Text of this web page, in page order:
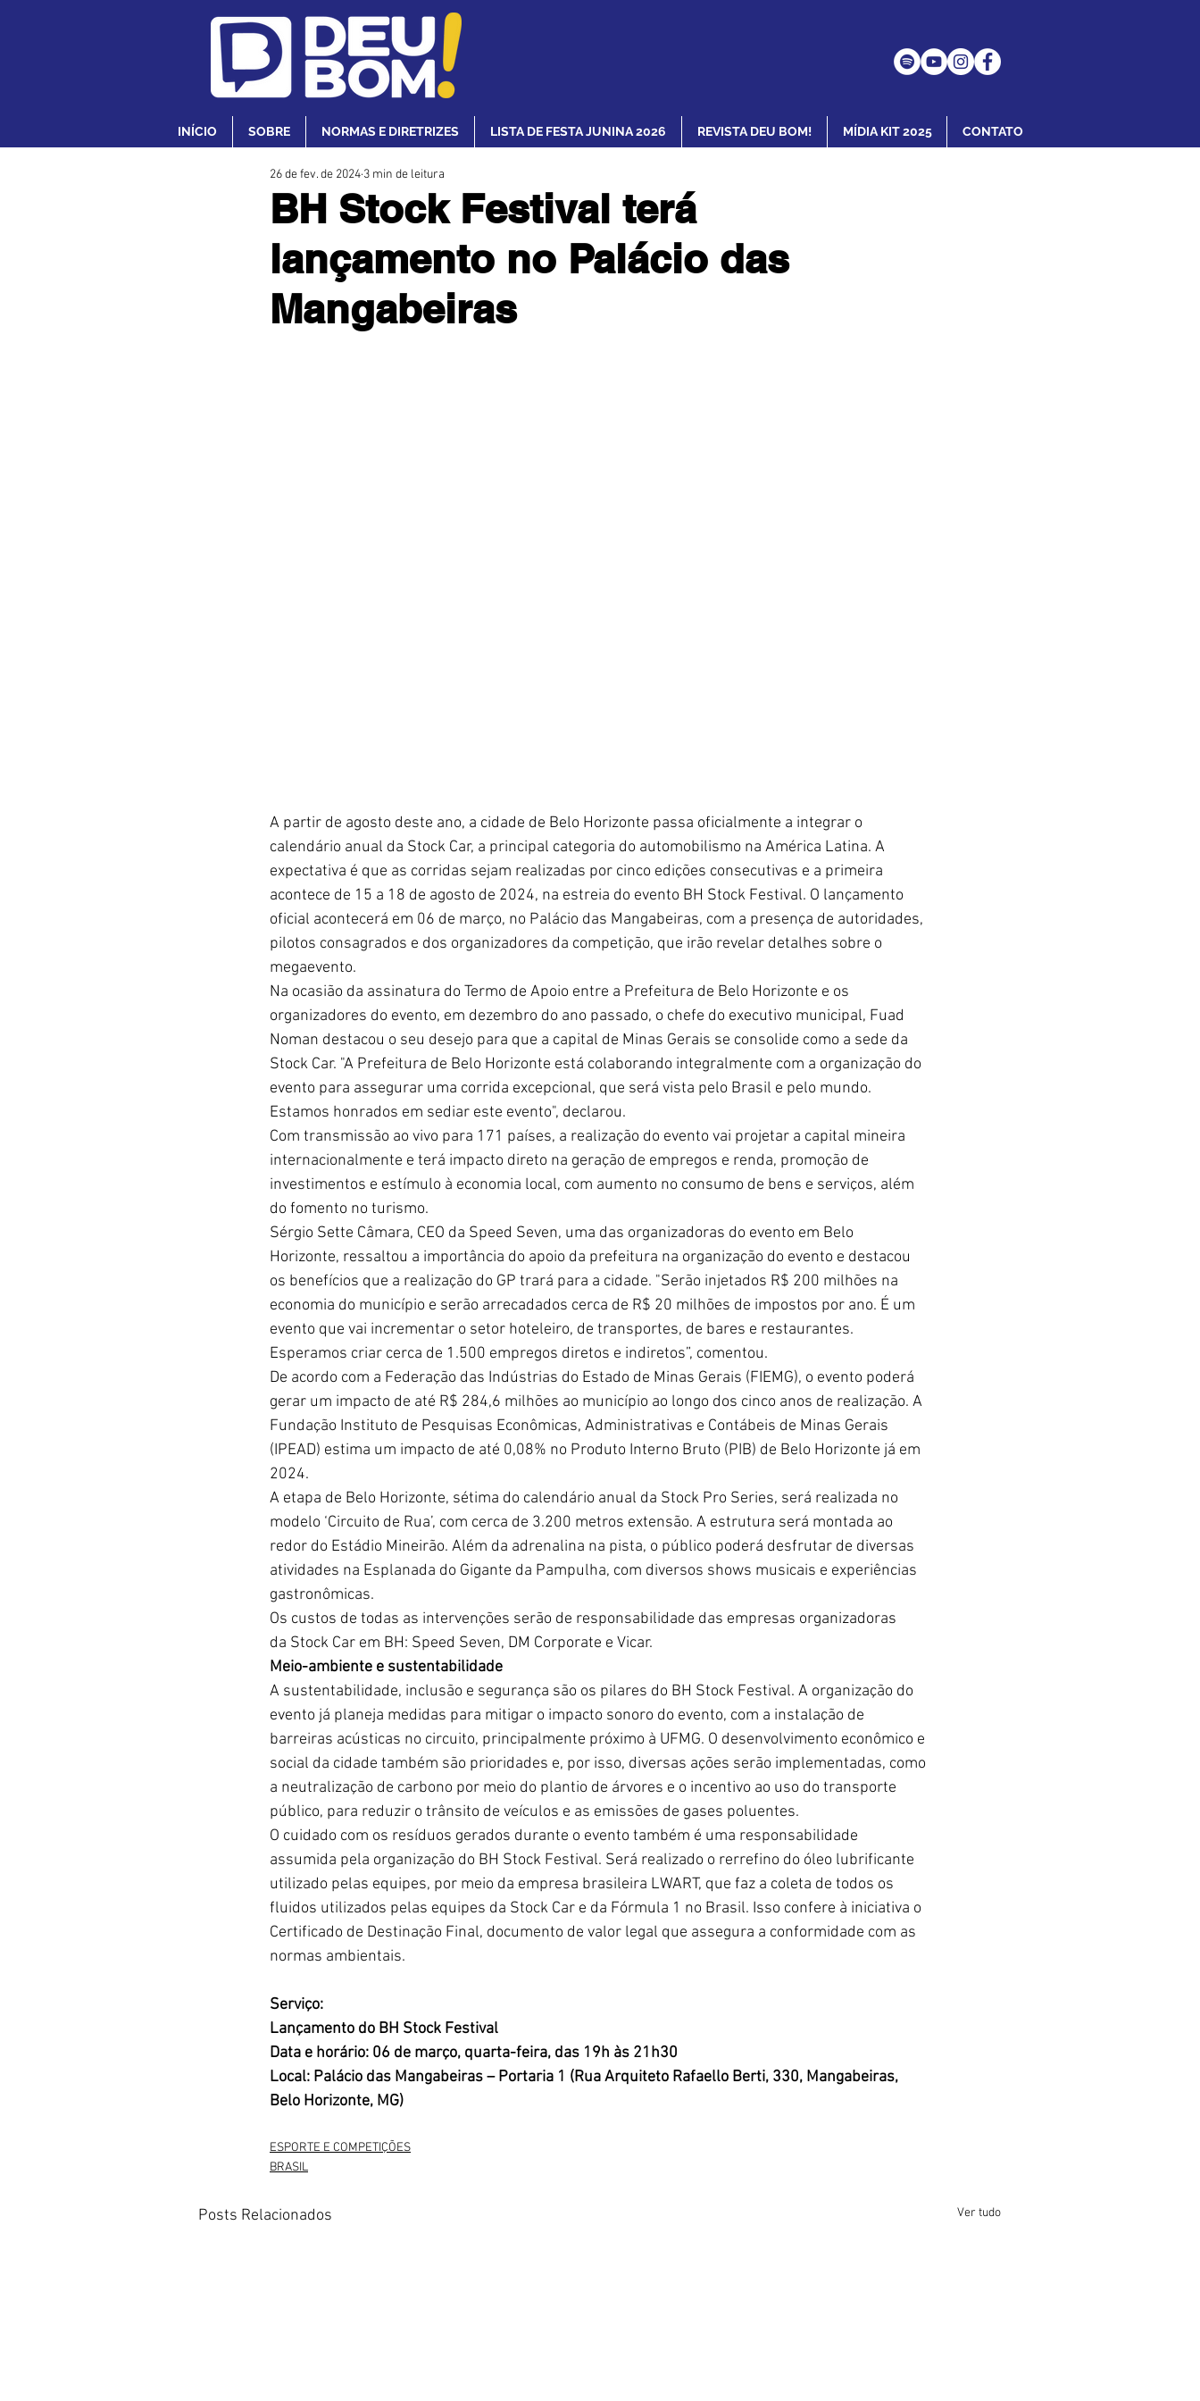
INÍCIO SOBRE NORMAS E DIRETRIZES LISTA DE FESTA JUNINA 2026 REVISTA DEU BOM! MÍDIA KIT 2025 CONTATO
BH Stock Festival terá
lançamento no Palácio das
Mangabeiras
26 de fev. de 2024 3 min de leitura
A partir de agosto deste ano, a cidade de Belo Horizonte passa oficialmente a integrar o
calendário anual da Stock Car, a principal categoria do automobilismo na América Latina. A
expectativa é que as corridas sejam realizadas por cinco edições consecutivas e a primeira
acontece de 15 a 18 de agosto de 2024, na estreia do evento BH Stock Festival. O lançamento
oficial acontecerá em 06 de março, no Palácio das Mangabeiras, com a presença de autoridades,
pilotos consagrados e dos organizadores da competição, que irão revelar detalhes sobre o
megaevento.
Na ocasião da assinatura do Termo de Apoio entre a Prefeitura de Belo Horizonte e os
organizadores do evento, em dezembro do ano passado, o chefe do executivo municipal, Fuad
Noman destacou o seu desejo para que a capital de Minas Gerais se consolide como a sede da
Stock Car. "A Prefeitura de Belo Horizonte está colaborando integralmente com a organização do
evento para assegurar uma corrida excepcional, que será vista pelo Brasil e pelo mundo.
Estamos honrados em sediar este evento", declarou.
Com transmissão ao vivo para 171 países, a realização do evento vai projetar a capital mineira
internacionalmente e terá impacto direto na geração de empregos e renda, promoção de
investimentos e estímulo à economia local, com aumento no consumo de bens e serviços, além
do fomento no turismo.
Sérgio Sette Câmara, CEO da Speed Seven, uma das organizadoras do evento em Belo
Horizonte, ressaltou a importância do apoio da prefeitura na organização do evento e destacou
os benefícios que a realização do GP trará para a cidade. "Serão injetados R$ 200 milhões na
economia do município e serão arrecadados cerca de R$ 20 milhões de impostos por ano. É um
evento que vai incrementar o setor hoteleiro, de transportes, de bares e restaurantes.
Esperamos criar cerca de 1.500 empregos diretos e indiretos”, comentou.
De acordo com a Federação das Indústrias do Estado de Minas Gerais (FIEMG), o evento poderá
gerar um impacto de até R$ 284,6 milhões ao município ao longo dos cinco anos de realização. A
Fundação Instituto de Pesquisas Econômicas, Administrativas e Contábeis de Minas Gerais
(IPEAD) estima um impacto de até 0,08% no Produto Interno Bruto (PIB) de Belo Horizonte já em
2024.
A etapa de Belo Horizonte, sétima do calendário anual da Stock Pro Series, será realizada no
modelo ‘Circuito de Rua’, com cerca de 3.200 metros extensão. A estrutura será montada ao
redor do Estádio Mineirão. Além da adrenalina na pista, o público poderá desfrutar de diversas
atividades na Esplanada do Gigante da Pampulha, com diversos shows musicais e experiências
gastronômicas.
Os custos de todas as intervenções serão de responsabilidade das empresas organizadoras
da Stock Car em BH: Speed Seven, DM Corporate e Vicar.
Meio-ambiente e sustentabilidade
A sustentabilidade, inclusão e segurança são os pilares do BH Stock Festival. A organização do
evento já planeja medidas para mitigar o impacto sonoro do evento, com a instalação de
barreiras acústicas no circuito, principalmente próximo à UFMG. O desenvolvimento econômico e
social da cidade também são prioridades e, por isso, diversas ações serão implementadas, como
a neutralização de carbono por meio do plantio de árvores e o incentivo ao uso do transporte
público, para reduzir o trânsito de veículos e as emissões de gases poluentes.
O cuidado com os resíduos gerados durante o evento também é uma responsabilidade
assumida pela organização do BH Stock Festival. Será realizado o rerrefino do óleo lubrificante
utilizado pelas equipes, por meio da empresa brasileira LWART, que faz a coleta de todos os
fluidos utilizados pelas equipes da Stock Car e da Fórmula 1 no Brasil. Isso confere à iniciativa o
Certificado de Destinação Final, documento de valor legal que assegura a conformidade com as
normas ambientais.
Serviço:
Lançamento do BH Stock Festival
Data e horário: 06 de março, quarta-feira, das 19h às 21h30
Local: Palácio das Mangabeiras – Portaria 1 (Rua Arquiteto Rafaello Berti, 330, Mangabeiras,
Belo Horizonte, MG)
ESPORTE E COMPETIÇÕES
BRASIL
Posts Relacionados Ver tudo